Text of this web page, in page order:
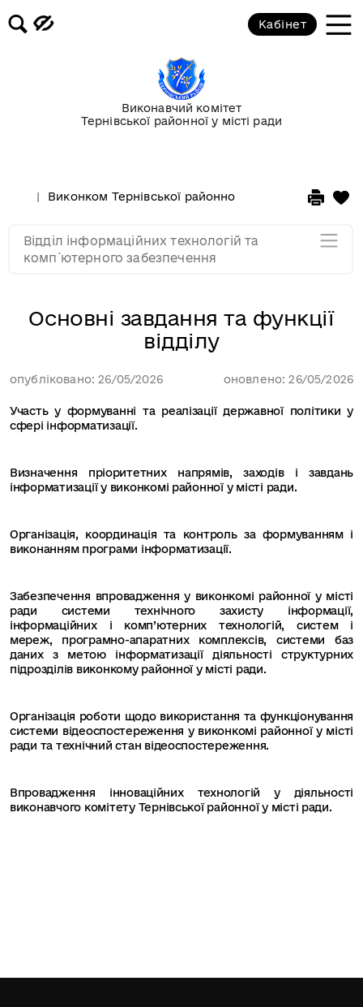
Виконавчий комітет
Тернівської районної у місті ради
Кабінет
Виконком Тернівської районної у місті ради
Основні завдання та функції
відділу
опубліковано: 26/05/2026 оновлено: 26/05/2026
Участь у формуванні та реалізації державної політики у
сфері інформатизації.
Визначення пріоритетних напрямів, заходів і завдань
інформатизації у виконкомі районної у місті ради.
Організація, координація та контроль за формуванням і
виконанням програми інформатизації.
Забезпечення впровадження у виконкомі районної у місті
ради системи технічного захисту інформації,
інформаційних і комп’ютерних технологій, систем і
мереж, програмно-апаратних комплексів, системи баз
даних з метою інформатизації діяльності структурних
підрозділів виконкому районної у місті ради.
Організація роботи щодо використання та функціонування
системи відеоспостереження у виконкомі районної у місті
ради та технічний стан відеоспостереження.
Впровадження інноваційних технологій у діяльності
виконавчого комітету Тернівської районної у місті ради.
Відділ інформаційних технологій та
комп`ютерного забезпечення
Завідувач відділу інформаційних
технологій та комп`ютерного
забезпечення
Склад працівників
Мапа розділу